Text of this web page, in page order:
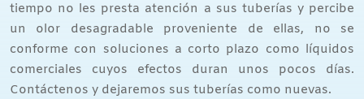
tiempo no les presta atención a sus tuberías y percibe
un olor desagradable proveniente de ellas, no se
conforme con soluciones a corto plazo como líquidos
comerciales cuyos efectos duran unos pocos días.
Contáctenos y dejaremos sus tuberías como nuevas.